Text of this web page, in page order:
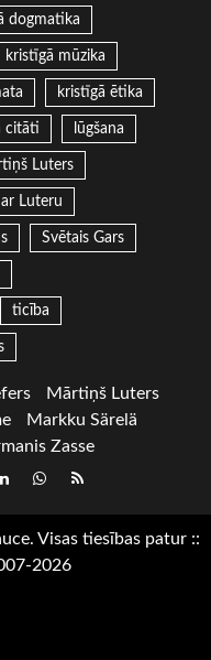
dogmatika
kristīgā mūzika
kristīgā ētika
citāti lūgšana
Luters
Luteru
Svētais Gars
ticība
Mārtiņš Luters
Markku Särelä
Zasse
whatsapp
RSS
Visas tiesības patur ::
2026